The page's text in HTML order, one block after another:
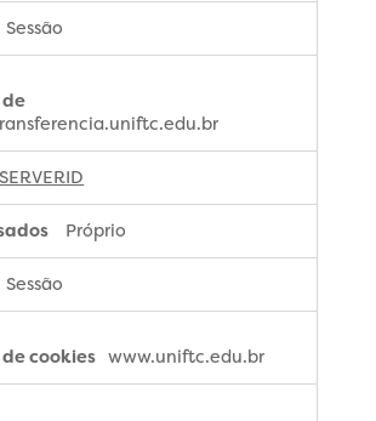
Sessão
SERVERID
Próprio
Sessão
www.uniftc.edu.br